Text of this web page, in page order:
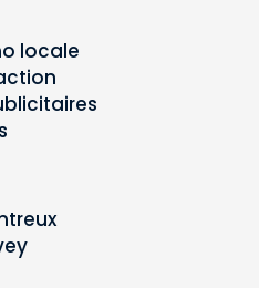
locale